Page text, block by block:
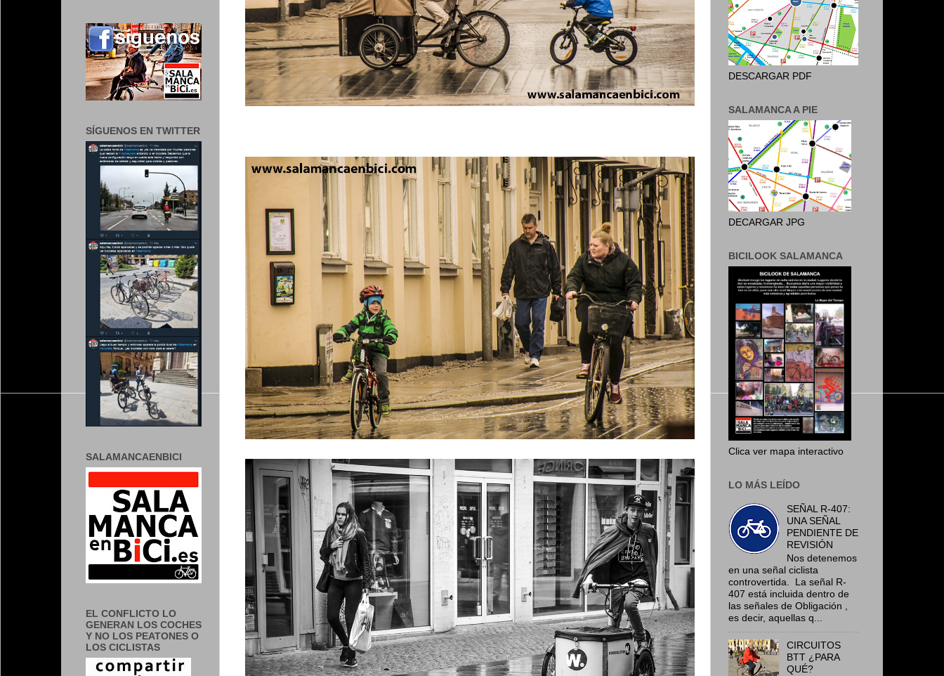
SÍGUENOS EN TWITTER
SALAMANCAENBICI
EL CONFLICTO LO
GENERAN LOS COCHES
Y NO LOS PEATONES O
LOS CICLISTAS
DESCARGAR PDF
SALAMANCA A PIE
DECARGAR JPG
BICILOOK SALAMANCA
Clica ver mapa interactivo
LO MÁS LEÍDO
SEÑAL R-407:
UNA SEÑAL
PENDIENTE DE
REVISIÓN
Nos detenemos
en una señal ciclista
controvertida. La señal R-
407 está incluida dentro de
las señales de Obligación ,
es decir, aquellas q...
CIRCUITOS
BTT ¿PARA
QUÉ?